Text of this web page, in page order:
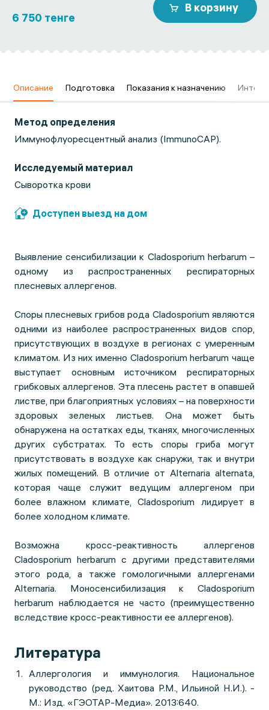
6 750 тенге
В корзину
Описание Подготовка Показания к назначению
Метод определения
Иммунофлуоресцентный анализ (ImmunoCAP).
Исследуемый материал
Сыворотка крови
Доступен выезд на дом
Выявление сенсибилизации к Cladosporium herbarum –
одному из распространенных респираторных
плесневых аллергенов.
Споры плесневых грибов рода Cladosporium являются
одними из наиболее распространенных видов спор,
присутствующих в воздухе в регионах с умеренным
климатом. Из них именно Cladosporium herbarum чаще
выступает основным источником респираторных
грибковых аллергенов. Эта плесень растет в опавшей
листве, при благоприятных условиях – на поверхности
здоровых зеленых листьев. Она может быть
обнаружена на остатках еды, тканях, многочисленных
других субстратах. То есть споры гриба могут
присутствовать в воздухе как снаружи, так и внутри
жилых помещений. В отличие от Alternaria alternata,
которая чаще служит ведущим аллергеном при
более влажном климате, Cladosporium лидирует в
более холодном климате.
Возможна кросс-реактивность аллергенов
Cladosporium herbarum с другими представителями
этого рода, а также гомологичными аллергенами
Alternaria. Моносенсибилизация к Cladosporium
herbarum наблюдается не часто (преимущественно
вследствие кросс-реактивности ее аллергенов).
Литература
Аллергология и иммунология. Национальное
руководство (ред. Хаитова Р.М., Ильиной Н.И.). -
М.: Изд. «ГЭОТАР-Медиа». 2013:640.